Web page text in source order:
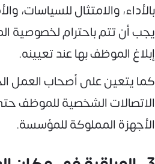
بالأداء، والامتثال للسياسات،
يجب أن تتم باحترام لخصوصية
إبلاغ الموظف بها عند تعيينه.
كما يتعين على أصحاب العمل
الاتصالات الشخصية للموظف
الأجهزة المملوكة للمؤسسة.